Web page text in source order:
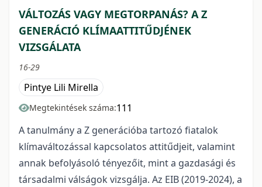
VÁLTOZÁS VAGY MEGTORPANÁS? A Z
GENERÁCIÓ KLÍMAATTITŰDJÉNEK
VIZSGÁLATA
16-29
Pintye Lili Mirella
Megtekintések száma:111
A tanulmány a Z generációba tartozó fiatalok
klímaváltozással kapcsolatos attitűdjeit, valamint
annak befolyásoló tényezőit, mint a gazdasági és
társadalmi válságok vizsgálja. Az EIB (2019-2024), a